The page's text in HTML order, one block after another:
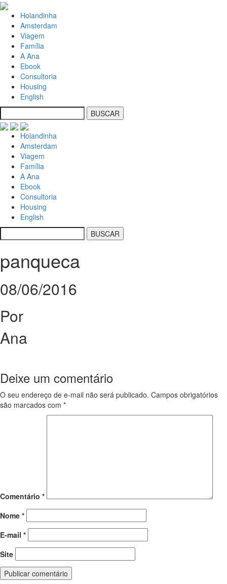
Holandinha
Amsterdam
Viagem
Família
A Ana
Ebook
Consultoria
Housing
English
Holandinha
Amsterdam
Viagem
Família
A Ana
Ebook
Consultoria
Housing
English
panqueca
08/06/2016
Por
Ana
Deixe um comentário
O seu endereço de e-mail não será publicado. Campos obrigatórios
são marcados com *
Comentário *
Nome *
E-mail *
Site